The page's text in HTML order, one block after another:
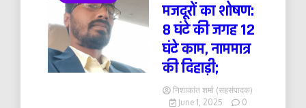
मजदूरों का शोषण:
8 घंटे की जगह 12
घंटे काम, नाममात्र
की दिहाड़ी;
निशाकांत शर्मा (सहसंपादक)
June 1, 2025
0